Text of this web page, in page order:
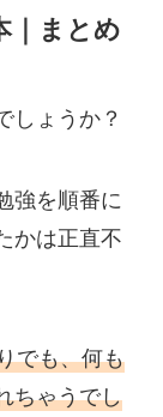
｜まとめ
しょうか？
強を順番に
かは正直不
でも、何も
ちゃうでし